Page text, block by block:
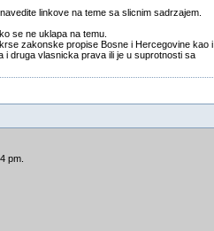
linkove na teme sa slicnim sadrzajem.
se ne uklapa na temu.
zakonske propise Bosne i Hercegovine kao i
i druga vlasnicka prava ili je u suprotnosti sa
pm.